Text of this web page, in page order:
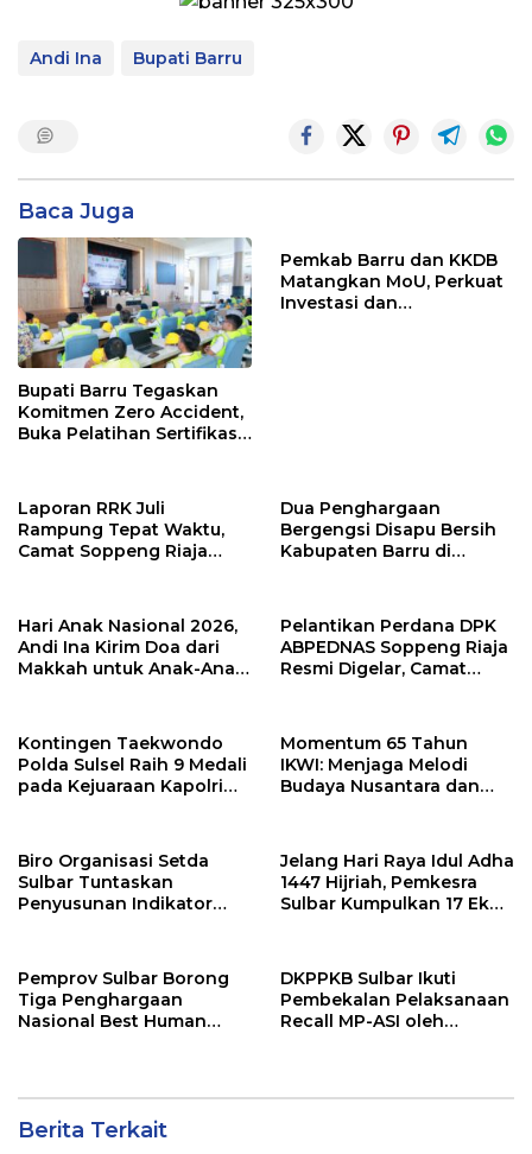
Andi Ina Bupati Barru
Baca Juga
Bupati Barru Tegaskan
Komitmen Zero Accident,
Buka Pelatihan Sertifikasi
Pemkab Barru dan KKDB
Matangkan MoU, Perkuat
Investasi dan
Laporan RRK Juli
Rampung Tepat Waktu,
Camat Soppeng Riaja
Dua Penghargaan
Bergengsi Disapu Bersih
Kabupaten Barru di
Hari Anak Nasional 2026,
Andi Ina Kirim Doa dari
Makkah untuk Anak-Anak
Pelantikan Perdana DPK
ABPEDNAS Soppeng Riaja
Resmi Digelar, Camat
Kontingen Taekwondo
Polda Sulsel Raih 9 Medali
pada Kejuaraan Kapolri
Momentum 65 Tahun
IKWI: Menjaga Melodi
Budaya Nusantara dan
Biro Organisasi Setda
Sulbar Tuntaskan
Penyusunan Indikator
Jelang Hari Raya Idul Adha
1447 Hijriah, Pemkesra
Sulbar Kumpulkan 17 Ekor
Pemprov Sulbar Borong
Tiga Penghargaan
Nasional Best Human
DKPPKB Sulbar Ikuti
Pembekalan Pelaksanaan
Recall MP-ASI oleh
Berita Terkait